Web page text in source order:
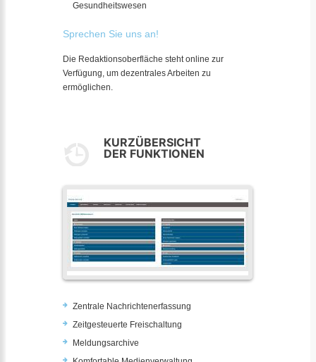
Gesundheitswesen
Sprechen Sie uns an!
Die Redaktionsoberfläche steht online zur
Verfügung, um dezentrales Arbeiten zu
ermöglichen.
KURZÜBERSICHT
DER FUNKTIONEN
Zentrale Nachrichtenerfassung
Zeitgesteuerte Freischaltung
Meldungsarchive